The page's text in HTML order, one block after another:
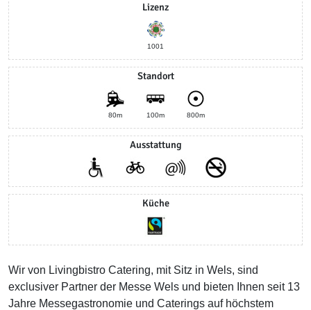
Lizenz
1001
Standort
80m 100m 800m
Ausstattung
Küche
Wir von Livingbistro Catering, mit Sitz in Wels, sind
exclusiver Partner der Messe Wels und bieten Ihnen seit 13
Jahre Messegastronomie und Caterings auf höchstem